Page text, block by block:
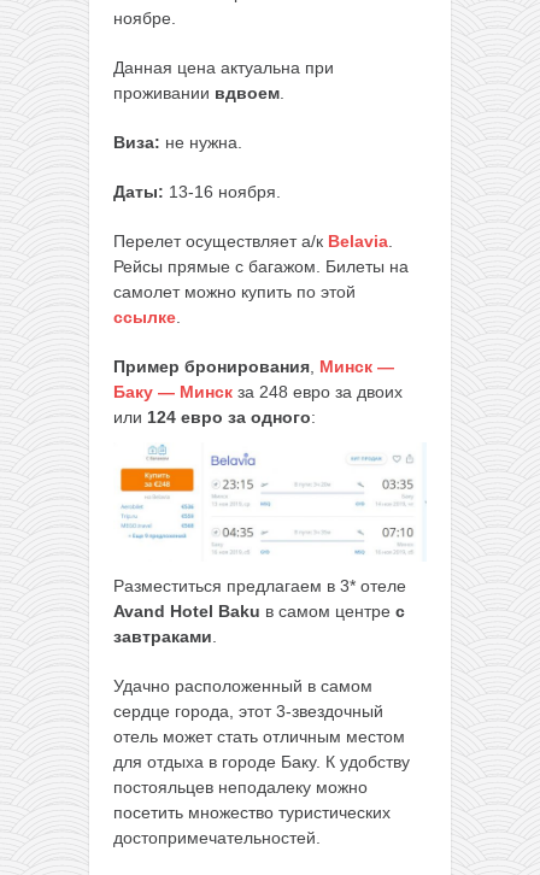
ноябре.
Данная цена актуальна при
проживании вдвоем.
Виза: не нужна.
Даты: 13-16 ноября.
Перелет осуществляет а/к Belavia.
Рейсы прямые с багажом. Билеты на
самолет можно купить по этой
ссылке.
Пример бронирования, Минск —
Баку — Минск за 248 евро за двоих
или 124 евро за одного:
Разместиться предлагаем в 3* отеле
Avand Hotel Baku в самом центре с
завтраками
Удачно расположенный в самом
сердце города, этот 3-звездочный
отель может стать отличным местом
для отдыха в городе Баку. К удобству
постояльцев неподалеку можно
посетить множество туристических
достопримечательностей.